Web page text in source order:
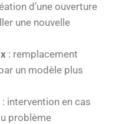
d’une ouverture
une nouvelle
: remplacement
un modèle plus
: intervention en cas
problème